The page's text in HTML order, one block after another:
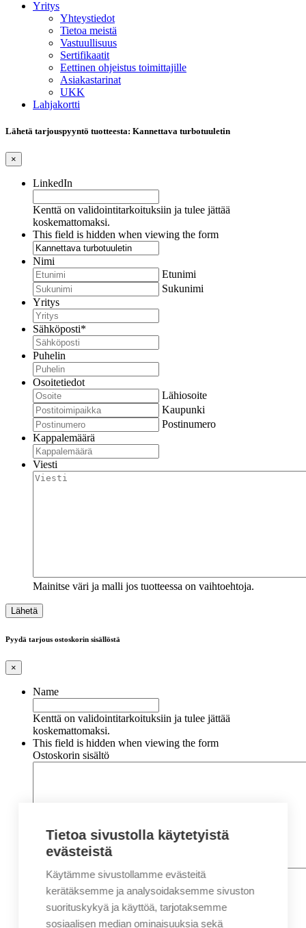
Yritys
Yhteystiedot
Tietoa meistä
Vastuullisuus
Sertifikaatit
Eettinen ohjeistus toimittajille
Asiakastarinat
UKK
Lahjakortti
Lähetä tarjouspyyntö tuotteesta: Kannettava turbotuuletin
×
LinkedIn
Kenttä on validointitarkoituksiin ja tulee jättää
koskemattomaksi.
This field is hidden when viewing the form
Nimi
Etunimi
Sukunimi
Yritys
Sähköposti*
Puhelin
Osoitetiedot
Lähiosoite
Kaupunki
Postinumero
Kappalemäärä
Viesti
Mainitse väri ja malli jos tuotteessa on vaihtoehtoja.
Pyydä tarjous ostoskorin sisällöstä
×
Name
Kenttä on validointitarkoituksiin ja tulee jättää
koskemattomaksi.
This field is hidden when viewing the form
Ostoskorin sisältö
Nimi*
Etunimi
Sukunimi
Tietoa sivustolla käytetyistä
evästeistä
Käytämme sivustollamme evästeitä
kerätäksemme ja analysoidaksemme sivuston
suorituskykyä ja käyttöä, tarjotaksemme
sosiaalisen median ominaisuuksia sekä